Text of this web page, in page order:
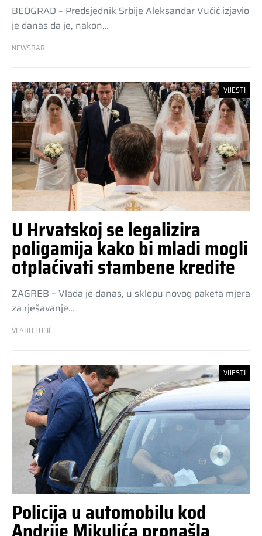
BEOGRAD – Predsjednik Srbije Aleksandar Vučić izjavio
je danas da je, nakon…
NEWSBAR
VIJESTI
U Hrvatskoj se legalizira
poligamija kako bi mladi mogli
otplaćivati stambene kredite
ZAGREB – Vlada je danas, u sklopu novog paketa mjera
za rješavanje…
VLADO LUCIĆ
VIJESTI
Policija u automobilu kod